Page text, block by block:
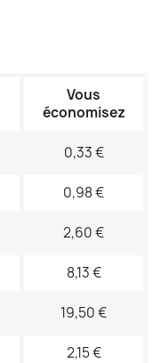
Vous
économisez
0,33 €
0,98 €
2,60 €
8,13 €
19,50 €
2,15 €